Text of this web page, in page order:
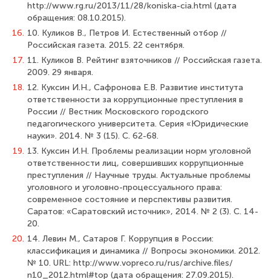
http://www.rg.ru/2013/11/28/koniska-cia.html (дата
обращения: 08.10.2015).
16. 10. Куликов В., Петров И. Естественный отбор //
Российская газета. 2015. 22 сентября.
17. 11. Куликов В. Рейтинг взяточников // Российская газета.
2009. 29 января.
18. 12. Куксин И.Н., Сафронова Е.В. Развитие института
ответственности за корруп­ционные преступления в
России // Вестник Московского городского
педагогического университета. Серия «Юридические
науки». 2014. № 3 (15). С. 62-68.
19. 13. Куксин И.Н. Проблемы реализации норм уголовной
ответственности лиц, со­вершивших коррупционные
преступления // Научные труды. Актуальные проблемы
уголовного и уголовно-процессуального права:
современное состояние и перспекти­вы развития.
Саратов: «Саратовский источник», 2014. № 2 (3). С. 14-
20.
20. 14. Левин М., Сатаров Г. Коррупция в России:
классификация и динамика // Вопро­сы экономики. 2012.
№ 10. URL: http://www.vopreco.ru/rus/archive.files/
n10_2012.html#top (дата обращения: 27.09.2015).